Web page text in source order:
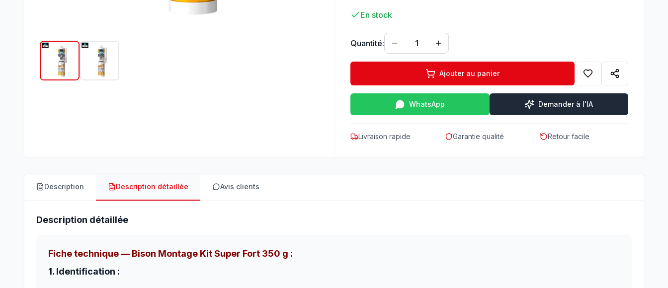
En stock
Quantité: 1
Ajouter au panier
WhatsApp Demander à l'IA
Livraison rapide Garantie qualité Retour facile
Description Description détaillée Avis clients
Description détaillée
Fiche technique — Bison Montage Kit Super Fort 350 g :
1. Identification :